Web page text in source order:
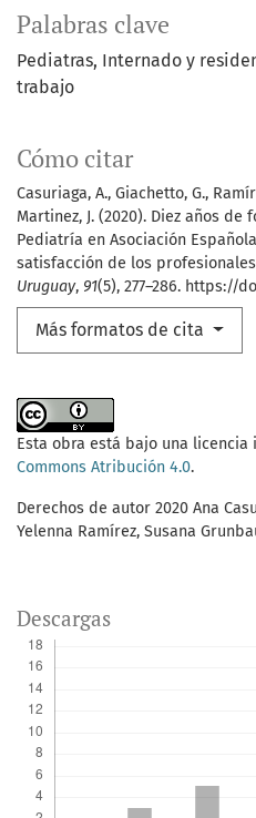
Palabras clave
Pediatras Internado y
trabajo
Cómo citar
Casuriaga, A., Giachetto, G.,
Martinez, J. (2020). Diez años
Pediatría en Asociación
satisfacción de los
Uruguay, 91(5), 277–286. https://
Más formatos de cita
Esta obra está bajo una licencia
Commons Atribución 4.0.
Derechos de autor 2020 Ana
Yelenna Ramírez, Susana
Descargas